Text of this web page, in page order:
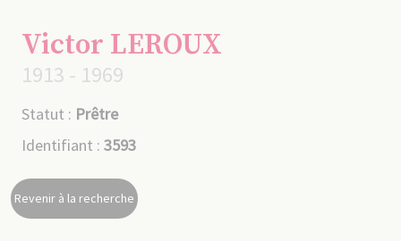
Victor LEROUX
1913 - 1969
Statut : Prêtre
Identifiant : 3593
Revenir à la recherche